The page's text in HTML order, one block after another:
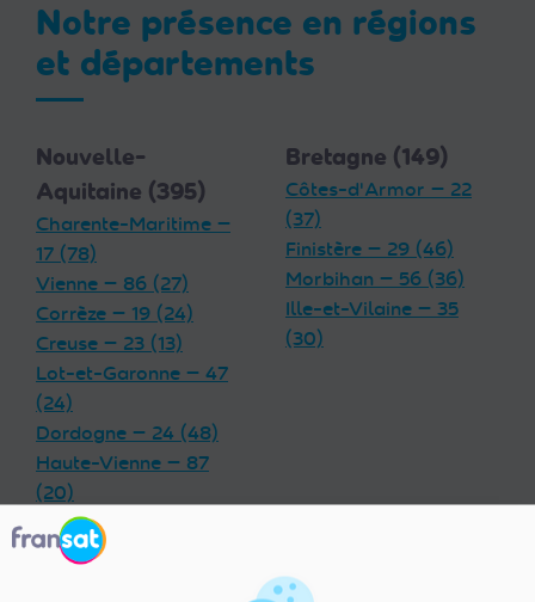
Notre présence en régions
et départements
Nouvelle-
Aquitaine (395)
Charente-Maritime —
17 (78)
Vienne — 86 (27)
Corrèze — 19 (24)
Creuse — 23 (13)
Lot-et-Garonne — 47
(24)
Dordogne — 24 (48)
Haute-Vienne — 87
(20)
Charente — 16 (32)
Landes — 40 (33)
Bretagne (149)
Côtes-d'Armor — 22
(37)
Finistère — 29 (46)
Morbihan — 56 (36)
Ille-et-Vilaine — 35
(30)